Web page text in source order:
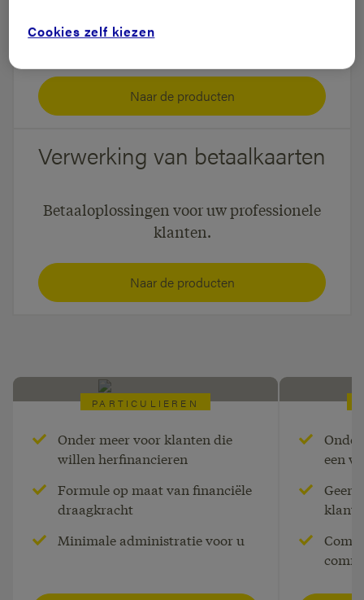
Ontdek alle producten voor uw
professionele klanten.
Naar de producten
Verwerking van betaalkaarten
Betaaloplossingen voor uw professionele
klanten.
Naar de producten
PARTICULIEREN
Langlopende
kredietoplossingen
Zoekt uw klant meer financiële
ademruimte?
Onder meer voor klanten die
willen herfinancieren
Formule op maat van financiële
draagkracht
Minimale administratie voor u
Wil
een
Geen
klant
Cookies zelf kiezen